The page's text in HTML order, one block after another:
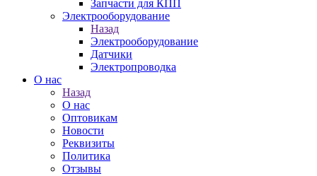
Запчасти для КПП
Электрооборудование
Назад
Электрооборудование
Датчики
Электропроводка
О нас
Назад
О нас
Оптовикам
Новости
Реквизиты
Политика
Отзывы